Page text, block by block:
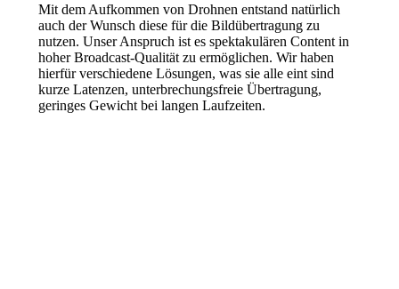
Mit dem Aufkommen von Drohnen entstand natürlich
auch der Wunsch diese für die Bildübertragung zu
nutzen. Unser Anspruch ist es spektakulären Content in
hoher Broadcast-Qualität zu ermöglichen. Wir haben
hierfür verschiedene Lösungen, was sie alle eint sind
kurze Latenzen, unterbrechungsfreie Übertragung,
geringes Gewicht bei langen Laufzeiten.